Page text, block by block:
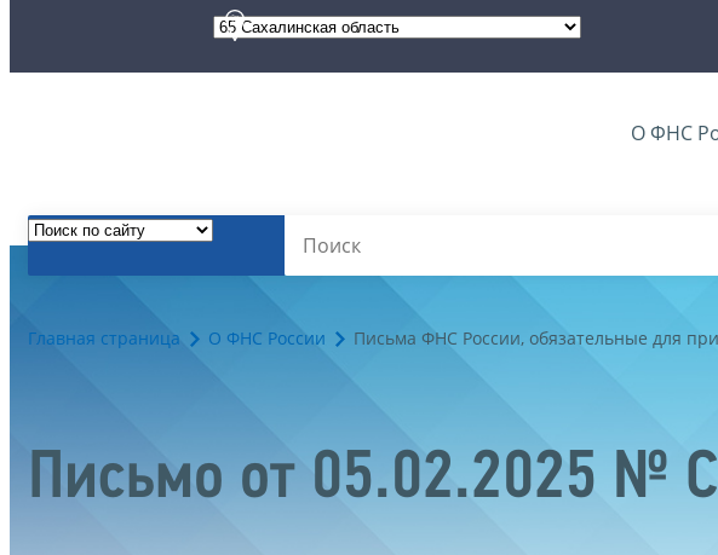
О ФНС
Главная страница О ФНС России Письма ФНС России, обязательные для
Письмо от 05.02.2025 №